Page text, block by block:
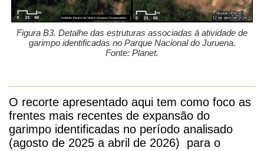
Figura B3. Detalhe das estruturas associadas à atividade de
garimpo identificadas no Parque Nacional do Juruena.
Fonte: Planet.
O recorte apresentado aqui tem como foco as
frentes mais recentes de expansão do
garimpo identificadas no período analisado
(agosto de 2025 a abril de 2026) para o